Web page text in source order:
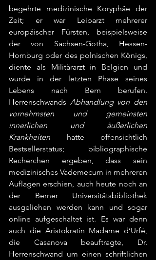
begehrte medizinische Koryphäe der
Zeit; er war Leibarzt mehrerer
europäischer Fürsten, beispielsweise
der von Sachsen-Gotha, Hessen-
Homburg oder des polnischen Königs,
diente als Militärarzt in Belgien und
wurde in der letzten Phase seines
Lebens nach Bern berufen.
Herrenschwands Abhandlung von den
vornehmsten und gemeinsten
innerlichen und äußerlichen
Krankheiten hatte offensichtlich
Bestsellerstatus; bibliographische
Recherchen ergeben, dass sein
medizinisches Vademecum in mehreren
Auflagen erschien, auch heute noch an
der Berner Universitätsbibliothek
ausgeliehen werden kann und sogar
online aufgeschaltet ist. Es war denn
auch die Aristokratin Madame d’Urfé,
die Casanova beauftragte, Dr.
Herrenschwand um einen schriftlichen